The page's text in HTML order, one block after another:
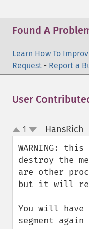
Found A
Learn How To
Request • Report a
User
up
down
1 HansRich
WARNING:
destroy the
are other
but it will
You will
segment